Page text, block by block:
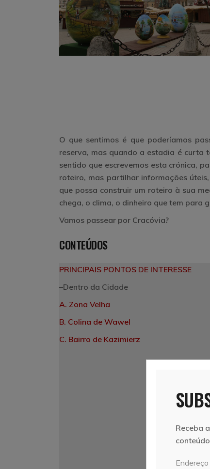
O que sentimos é que poderíamos
reserva, mas quando a estadia é
sentido que escrevemos esta crónica,
roteiro, mas partilhar informações
que possa construir um roteiro à sua
chega, o clima, o dinheiro que tem para
Vamos passear por Cracóvia?
CONTEÚDOS
PRINCIPAIS PONTOS DE INTERESSE
–Dentro da Cidade
A. Zona Velha
B. Colina de Wawel
C. Bairro de Kazimierz
Receba